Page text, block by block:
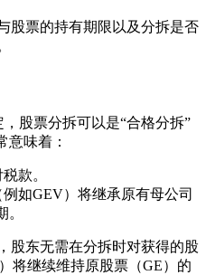
股票的持有期限以及分拆是否
股票分拆可以是“合格分拆”
意味着：
款。
如GEV）将继承原有母公司
股东无需在分拆时对获得的股
将继续维持原股票（GE）的